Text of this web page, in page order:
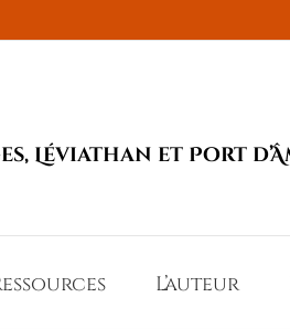
Léviathan et Port
L’auteur